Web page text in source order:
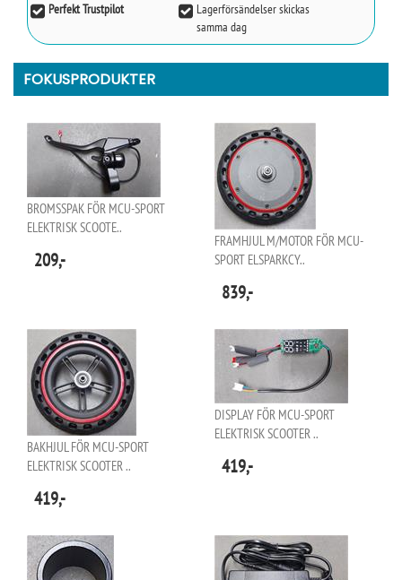
Perfekt Trustpilot
Lagerförsändelser skickas
samma dag
FOKUSPRODUKTER
BROMSSPAK FÖR MCU-SPORT
ELEKTRISK SCOOTE..
209,-
FRAMHJUL M/MOTOR FÖR MCU-
SPORT ELSPARKCY..
839,-
BAKHJUL FÖR MCU-SPORT
ELEKTRISK SCOOTER ..
419,-
DISPLAY FÖR MCU-SPORT
ELEKTRISK SCOOTER ..
419,-